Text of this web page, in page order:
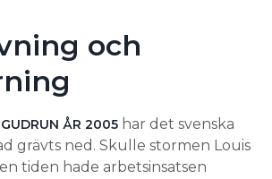
och
ÅR 2005 har det svenska
grävts ned. Skulle stormen Louis
tiden hade arbetsinsatsen